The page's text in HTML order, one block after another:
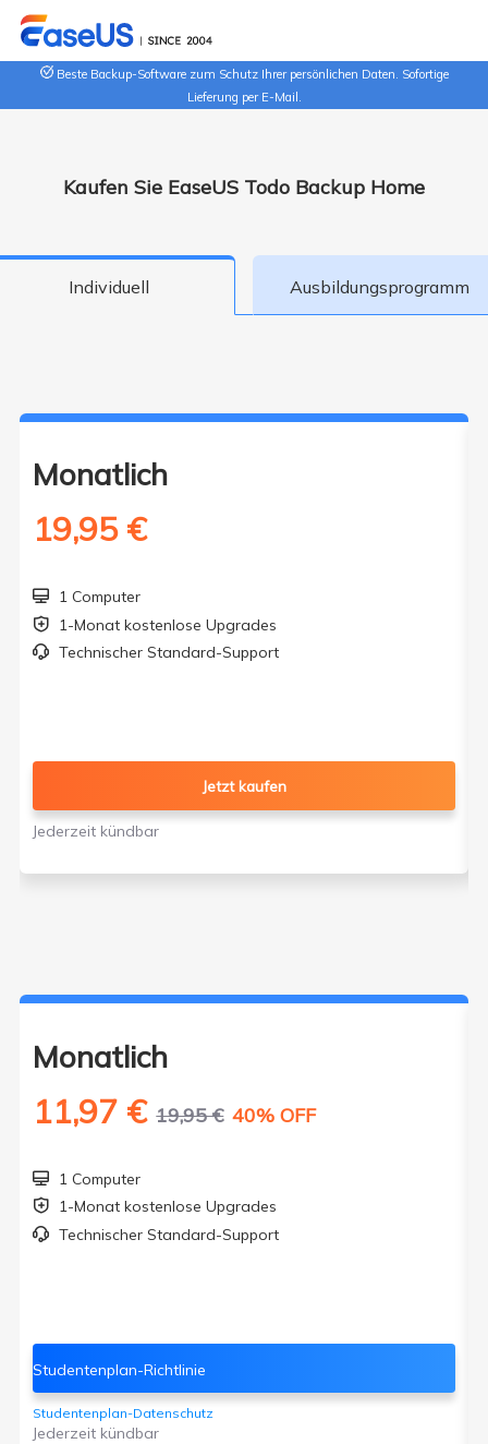
Beste Backup-Software zum Schutz Ihrer persönlichen Daten. Sofortige
Lieferung per E-Mail.
Kaufen Sie EaseUS Todo Backup Home
Individuell Ausbildungsprogramm
Monatlich
19,95 €
 1 Computer
 1-Monat kostenlose Upgrades
 Technischer Standard-Support
Jetzt kaufen
Jederzeit kündbar
Monatlich
11,97 €19,95 € 40% OFF
 1 Computer
 1-Monat kostenlose Upgrades
 Technischer Standard-Support
Studentenplan-Richtlinie
Studentenplan-Datenschutz
Jederzeit kündbar